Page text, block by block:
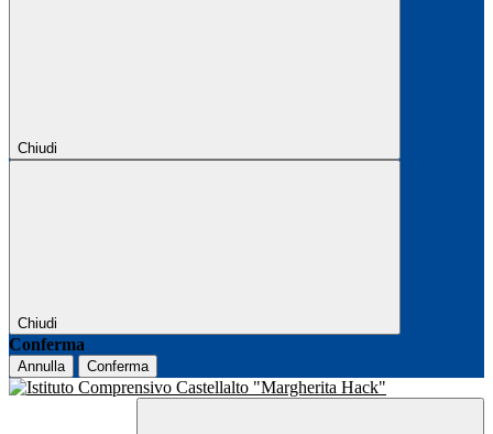
Chiudi
Chiudi
Conferma
Annulla Conferma